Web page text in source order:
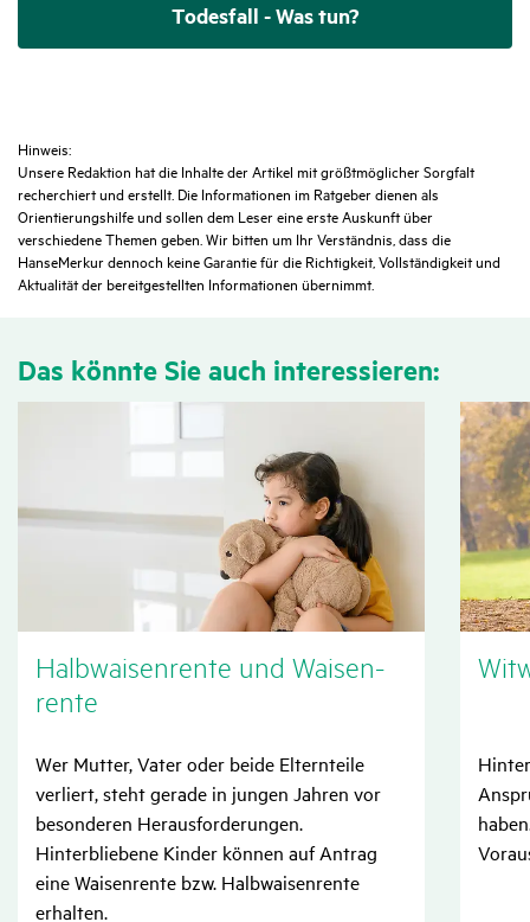
Todesfall - Was tun?
Hinweis:
Unsere Redaktion hat die Inhalte der Artikel mit größtmöglicher Sorgfalt
recherchiert und erstellt. Die Informationen im Ratgeber dienen als
Orientierungshilfe und sollen dem Leser eine erste Auskunft über
verschiedene Themen geben. Wir bitten um Ihr Verständnis, dass die
HanseMerkur dennoch keine Garantie für die Richtigkeit, Vollständigkeit und
Aktualität der bereitgestellten Informationen übernimmt.
Das könnte Sie auch inter­es­sieren:
Halb­wai­sen­rente und Waisen­
rente
Wer Mutter, Vater oder beide Elternteile
verliert, steht gerade in jungen Jahren vor
besonderen Herausforderungen.
Hinterbliebene Kinder können auf Antrag
eine Waisenrente bzw. Halbwaisenrente
erhalten.